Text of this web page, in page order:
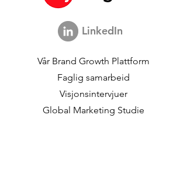
LinkedIn
Vår Brand Growth Plattform
Faglig samarbeid
Visjonsintervjuer
Global Marketing Studie